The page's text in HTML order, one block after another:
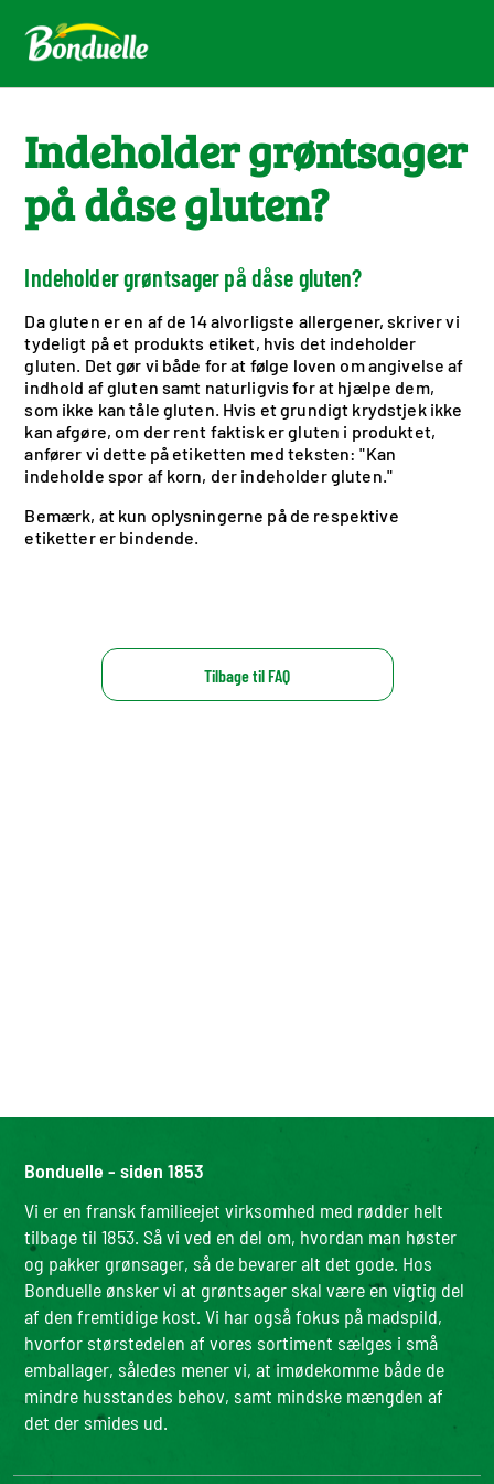
Indeholder grøntsager
på dåse gluten?
Indeholder grøntsager på dåse gluten?
Da gluten er en af de 14 alvorligste allergener, skriver vi
tydeligt på et produkts etiket, hvis det indeholder
gluten. Det gør vi både for at følge loven om angivelse af
indhold af gluten samt naturligvis for at hjælpe dem,
som ikke kan tåle gluten. Hvis et grundigt krydstjek ikke
kan afgøre, om der rent faktisk er gluten i produktet,
anfører vi dette på etiketten med teksten: "Kan
indeholde spor af korn, der indeholder gluten."
Bemærk, at kun oplysningerne på de respektive
etiketter er bindende.
Tilbage til FAQ
Bonduelle - siden 1853
Vi er en fransk familieejet virksomhed med rødder helt
tilbage til 1853. Så vi ved en del om, hvordan man høster
og pakker grønsager, så de bevarer alt det gode. Hos
Bonduelle ønsker vi at grøntsager skal være en vigtig del
af den fremtidige kost. Vi har også fokus på madspild,
hvorfor størstedelen af vores sortiment sælges i små
emballager, således mener vi, at imødekomme både de
mindre husstandes behov, samt mindske mængden af
det der smides ud.